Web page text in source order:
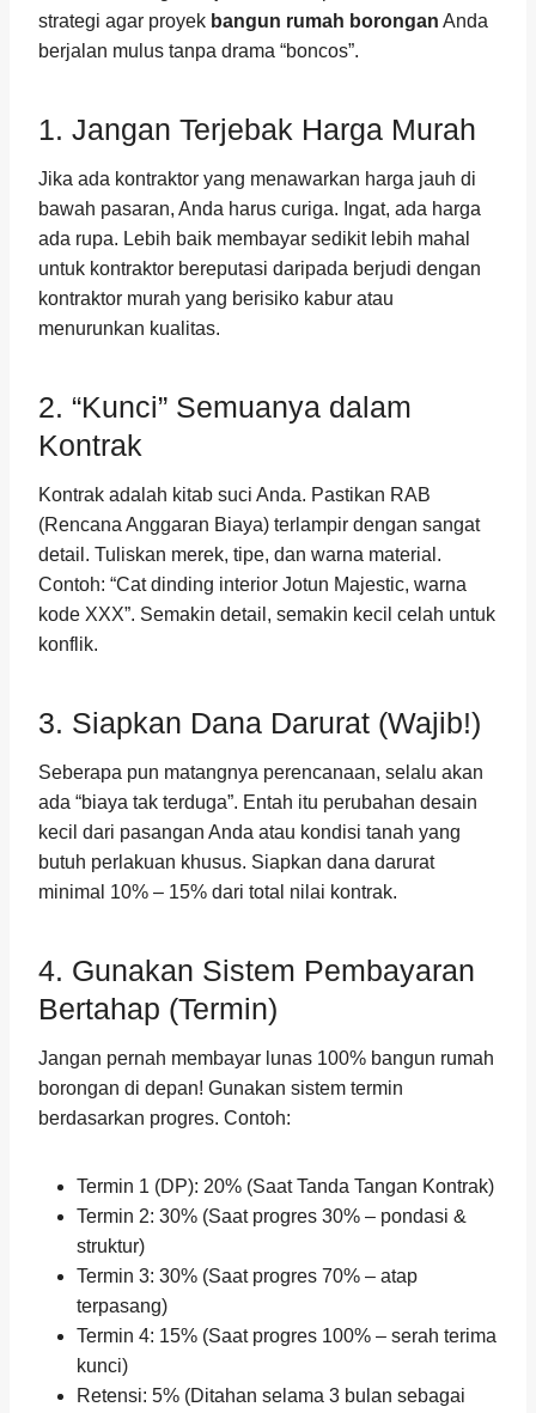
strategi agar proyek bangun rumah borongan Anda
berjalan mulus tanpa drama “boncos”.
1. Jangan Terjebak Harga Murah
Jika ada kontraktor yang menawarkan harga jauh di
bawah pasaran, Anda harus curiga. Ingat, ada harga
ada rupa. Lebih baik membayar sedikit lebih mahal
untuk kontraktor bereputasi daripada berjudi dengan
kontraktor murah yang berisiko kabur atau
menurunkan kualitas.
2. “Kunci” Semuanya dalam
Kontrak
Kontrak adalah kitab suci Anda. Pastikan RAB
(Rencana Anggaran Biaya) terlampir dengan sangat
detail. Tuliskan merek, tipe, dan warna material.
Contoh: “Cat dinding interior Jotun Majestic, warna
kode XXX”. Semakin detail, semakin kecil celah untuk
konflik.
3. Siapkan Dana Darurat (Wajib!)
Seberapa pun matangnya perencanaan, selalu akan
ada “biaya tak terduga”. Entah itu perubahan desain
kecil dari pasangan Anda atau kondisi tanah yang
butuh perlakuan khusus. Siapkan dana darurat
minimal 10% – 15% dari total nilai kontrak.
4. Gunakan Sistem Pembayaran
Bertahap (Termin)
Jangan pernah membayar lunas 100% bangun rumah
borongan di depan! Gunakan sistem termin
berdasarkan progres. Contoh:
Termin 1 (DP): 20% (Saat Tanda Tangan Kontrak)
Termin 2: 30% (Saat progres 30% – pondasi &
struktur)
Termin 3: 30% (Saat progres 70% – atap
terpasang)
Termin 4: 15% (Saat progres 100% – serah terima
kunci)
Retensi: 5% (Ditahan selama 3 bulan sebagai